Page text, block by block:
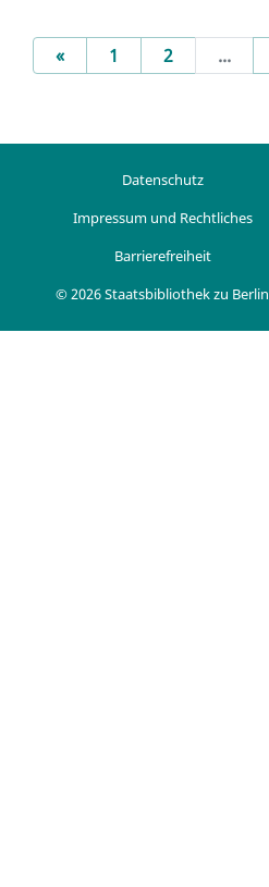
«Previous
1 2 ...
Datenschutz
Impressum und Rechtliches
Barrierefreiheit
© 2026 Staatsbibliothek zu Berlin